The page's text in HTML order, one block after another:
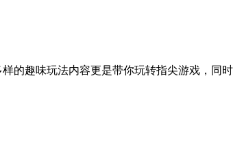
的趣味玩法内容更是带你玩转指尖游戏，同时